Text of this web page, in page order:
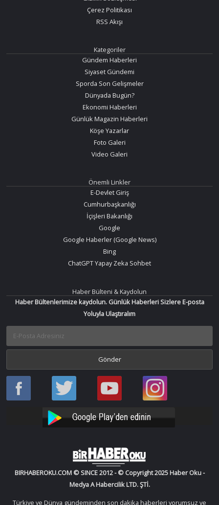
Çerez Politikası
RSS Akışı
Kategoriler
Gündem Haberleri
Siyaset Gündemi
Sporda Son Gelişmeler
Dünyada Bugün?
Ekonomi Haberleri
Günlük Magazin Haberleri
Köşe Yazarlar
Foto Galeri
Video Galeri
Önemli Linkler
E-Devlet Giriş
Cumhurbaşkanlığı
İçişleri Bakanlığı
Google
Google Haberler (Google News)
Bing
ChatGPT Yapay Zeka Sohbet
Haber Bülteni & Kaydolun
Haber Bültenlerimize kaydolun. Günlük Haberleri Sizlere E-posta
Yoluyla Ulaştıralım
Haber
Oku
Haber
Oku
Bir
Haber
YouTube
Bir
Haber
Instagram
BIRHABEROKU.COM © SINCE 2012 - © Copyright 2025 Haber Oku -
Medya A Habercilik LTD. ŞTİ.
Türkiye ve Dünya gündeminden son dakika haberleri yorumsuz ve